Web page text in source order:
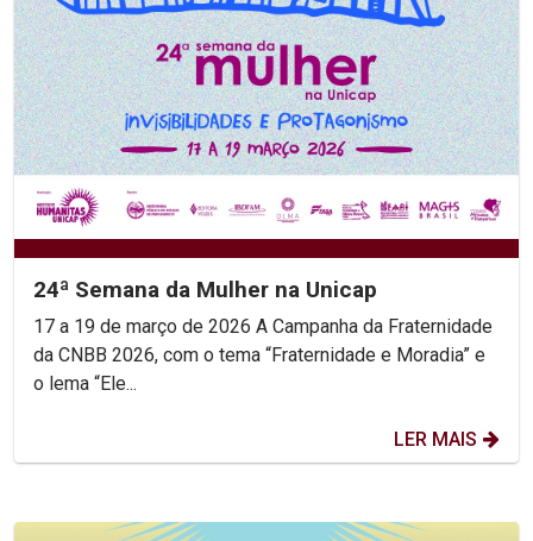
24ª Semana da Mulher na Unicap
17 a 19 de março de 2026 A Campanha da Fraternidade
da CNBB 2026, com o tema “Fraternidade e Moradia” e
o lema “Ele...
LER MAIS